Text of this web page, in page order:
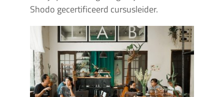
Shodo gecertificeerd cursusleider.